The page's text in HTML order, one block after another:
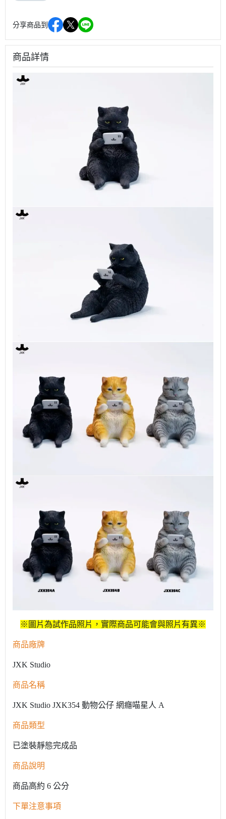
分享商品到
商品詳情
※圖片為試作品照片，實際商品可能會與照片有異※
商品廠牌
JXK Studio
商品名稱
JXK Studio JXK354 動物公仔 網癮喵星人 A
商品類型
已塗裝靜態完成品
商品說明
商品高約 6 公分
下單注意事項